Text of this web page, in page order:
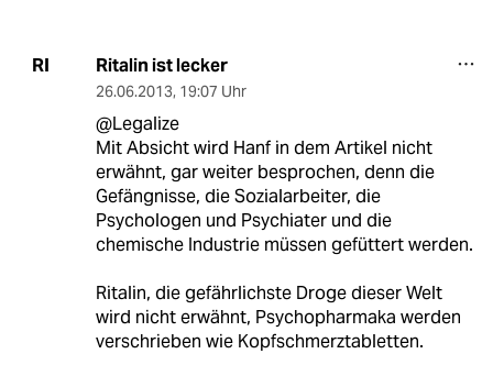
RI Ritalin ist lecker
26.06.2013, 19:07 Uhr
@Legalize
Mit Absicht wird Hanf in dem Artikel nicht
erwähnt, gar weiter besprochen, denn die
Gefängnisse, die Sozialarbeiter, die
Psychologen und Psychiater und die
chemische Industrie müssen gefüttert werden.
Ritalin, die gefährlichste Droge dieser Welt
wird nicht erwähnt, Psychopharmaka werden
verschrieben wie Kopfschmerztabletten.